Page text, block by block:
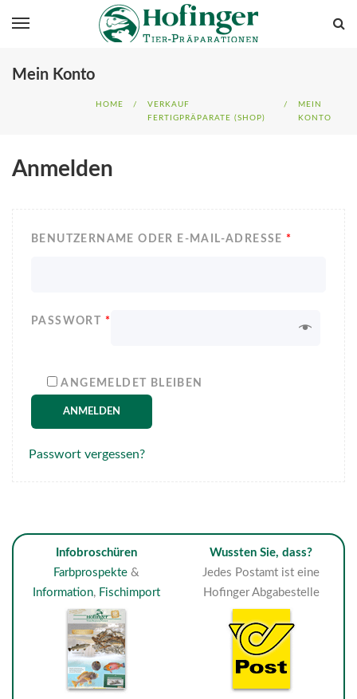
Mein Konto
HOME /
VERKAUF
FERTIGPRÄPARATE (SHOP)
/
MEIN
KONTO
Anmelden
BENUTZERNAME ODER E-MAIL-ADRESSE*
PASSWORT *
ANGEMELDET BLEIBEN
ANMELDEN
Passwort vergessen?
Infobroschüren
Farbprospekte&
Information, Fischimport
Wussten Sie, dass?
Jedes Postamt ist eine
Hofinger Abgabestelle